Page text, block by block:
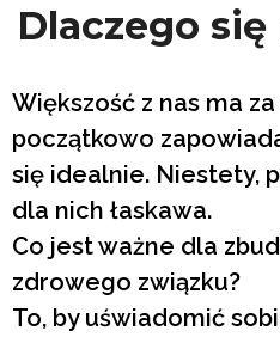
Dlaczego
Większość z nas ma
początkowo
się idealnie. Niestety,
dla nich łaskawa.
Co jest ważne dla
zdrowego związku?
To, by uświadomić